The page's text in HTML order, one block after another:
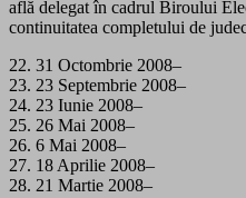
află delegat în cadrul Biroului
continuitatea completului de
22. 31 Octombrie 2008–
23. 23 Septembrie 2008–
24. 23 Iunie 2008–
25. 26 Mai 2008–
26. 6 Mai 2008–
27. 18 Aprilie 2008–
28. 21 Martie 2008–